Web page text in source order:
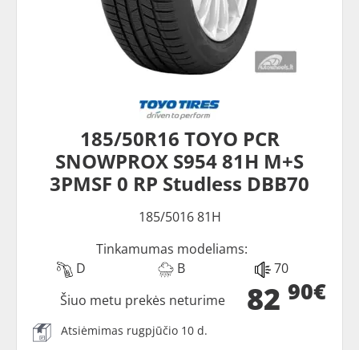
185/50R16 TOYO PCR
SNOWPROX S954 81H M+S
3PMSF 0 RP Studless DBB70
185/5016 81H
Tinkamumas modeliams:
D
B 70
82 90€
Šiuo metu prekės neturime
Atsiėmimas rugpjūčio 10 d.